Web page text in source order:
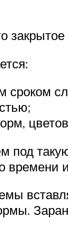
сроком
под
времени